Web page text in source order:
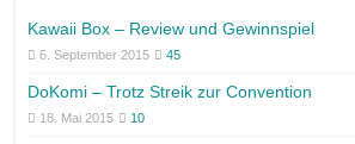
Kawaii Box – Review und Gewinnspiel
6. September 2015 45
DoKomi – Trotz Streik zur Convention
18. Mai 2015 10